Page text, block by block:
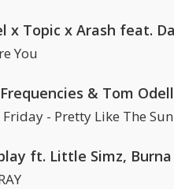
You
& Tom Odell
Friday - Pretty Like The Sun